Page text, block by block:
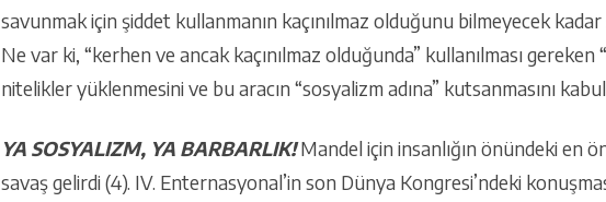
savunmak için şiddet kullanmanın kaçınılmaz olduğunu bilmeyecek
Ne var ki, “kerhen ve ancak kaçınılmaz olduğunda” kullanılması gereken
nitelikler yüklenmesini ve bu aracın “sosyalizm adına” kutsanmasını
YA SOSYALIZM, YA BARBARLIK!Mandel için insanlığın önündeki en
savaş gelirdi (4). IV. Enternasyonal’in son Dünya Kongresi’ndeki